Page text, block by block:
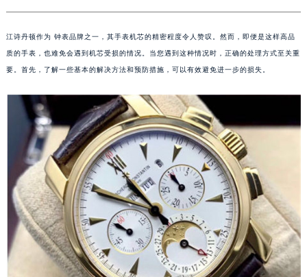
江诗丹顿作为 钟表品牌之一，其手表机芯的精密程度令人赞叹。然而，即便是这样高品
质的手表，也难免会遇到机芯受损的情况。当您遇到这种情况时，正确的处理方式至关重
要。首先，了解一些基本的解决方法和预防措施，可以有效避免进一步的损失。